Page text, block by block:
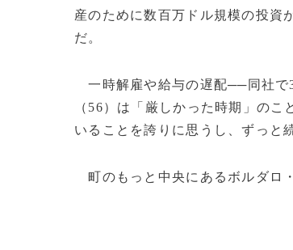
産のために数百万ドル規模の投資
だ。
一時解雇や給与の遅配──同社で
（56）は「厳しかった時期」の
いることを誇りに思うし、ずっと
町のもっと中央にあるボルダロ